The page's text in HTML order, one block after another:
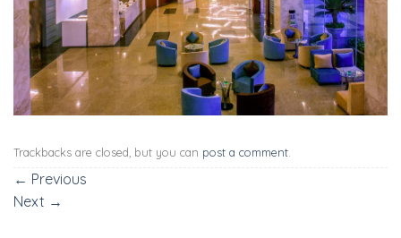
Trackbacks are closed, but you can post a comment
← Previous
Next →